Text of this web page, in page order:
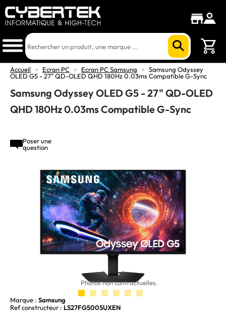
Accueil > Ecran PC > Ecran PC Samsung > Samsung Odyssey
OLED G5 - 27" QD-OLED QHD 180Hz 0.03ms Compatible G-Sync
Samsung Odyssey OLED G5 - 27" QD-OLED
QHD 180Hz 0.03ms Compatible G-Sync
Poser une
question
Photos non contractuelles.
Marque : Samsung
Ref constructeur : LS27FG500SUXEN